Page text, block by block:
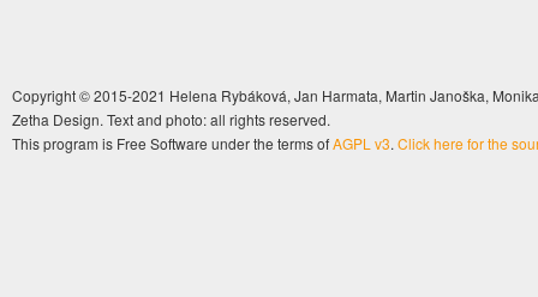
Copyright © 2015-2021 Helena Rybáková, Jan Harmata, Martin Janoška,
Zetha Design. Text and photo: all rights reserved.
This program is Free Software under the terms ofAGPL v3. Click here for the